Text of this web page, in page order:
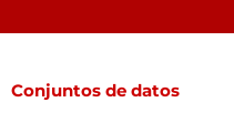
Conjuntos de datos